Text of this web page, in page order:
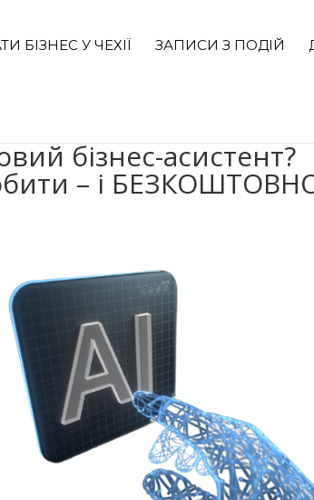
БІЗНЕС У ЧЕХІЇ ЗАПИСИ З ПОДІЙ
бізнес-асистент?
– і